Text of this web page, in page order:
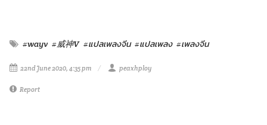
#wayv #威神V #แปลเพลงจีน #แปลเพลง #เพลงจีน
22nd June 2020, 4:35 pm peaxhploy
Report